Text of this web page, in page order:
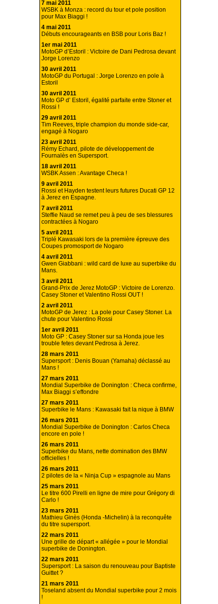
7 mai 2011
WSBK à Monza : record du tour et pole position
pour Max Biaggi !
4 mai 2011
Débuts encourageants en BSB pour Loris Baz !
1er mai 2011
MotoGP d’Estoril : Victoire de Dani Pedrosa devant
Jorge Lorenzo
30 avril 2011
MotoGP du Portugal : Jorge Lorenzo en pole à
Estoril
30 avril 2011
Moto GP d’ Estoril, égalité parfaite entre Stoner et
Rossi !
29 avril 2011
Tim Reeves, triple champion du monde side-car,
engagé à Nogaro
23 avril 2011
Rémy Echard, pilote de développement de
Fournalès en Supersport.
18 avril 2011
WSBK Assen : Avantage Checa !
9 avril 2011
Rossi et Hayden testent leurs futures Ducati GP 12
à Jerez en Espagne.
7 avril 2011
Steffie Naud se remet peu à peu de ses blessures
contractées à Nogaro
5 avril 2011
Triplé Kawasaki lors de la première épreuve des
Coupes promosport de Nogaro
4 avril 2011
Gwen Giabbani : wild card de luxe au superbike du
Mans.
3 avril 2011
Grand-Prix de Jerez MotoGP : Victoire de Lorenzo.
Casey Stoner et Valentino Rossi OUT !
2 avril 2011
MotoGP de Jerez : La pole pour Casey Stoner. La
chute pour Valentino Rossi
1er avril 2011
Moto GP : Casey Stoner sur sa Honda joue les
trouble fetes devant Pedrosa à Jerez.
28 mars 2011
Supersport : Denis Bouan (Yamaha) déclassé au
Mans !
27 mars 2011
Mondial Superbike de Donington : Checa confirme,
Max Biaggi s’effondre
27 mars 2011
Superbike le Mans : Kawasaki fait la nique à BMW
26 mars 2011
Mondial Superbike de Donington : Carlos Checa
encore en pole !
26 mars 2011
Superbike du Mans, nette domination des BMW
officielles !
26 mars 2011
2 pilotes de la « Ninja Cup » espagnole au Mans
25 mars 2011
Le titre 600 Pirelli en ligne de mire pour Grégory di
Carlo !
23 mars 2011
Mathieu Ginès (Honda -Michelin) à la reconquête
du titre supersport.
22 mars 2011
Une grille de départ « allégée » pour le Mondial
superbike de Donington.
22 mars 2011
Supersport : La saison du renouveau pour Baptiste
Guittet ?
21 mars 2011
Toseland absent du Mondial superbike pour 2 mois
!